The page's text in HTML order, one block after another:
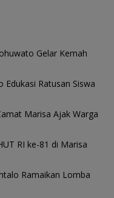
Gelar Kemah
Ratusan Siswa
Marisa Ajak Warga
RI ke-81 di Marisa
Ramaikan Lomba